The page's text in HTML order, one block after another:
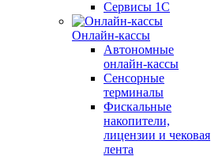
Сервисы 1С
Онлайн-кассы
Автономные
онлайн-кассы
Сенсорные
терминалы
Фискальные
накопители,
лицензии и чековая
лента